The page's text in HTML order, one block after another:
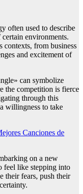
often used to describe
environments.
contexts, from business
and excitement of
can symbolize
the competition is fierce
through this
willingness to take
Canciones de
on a new
feel like stepping into
their fears, push their